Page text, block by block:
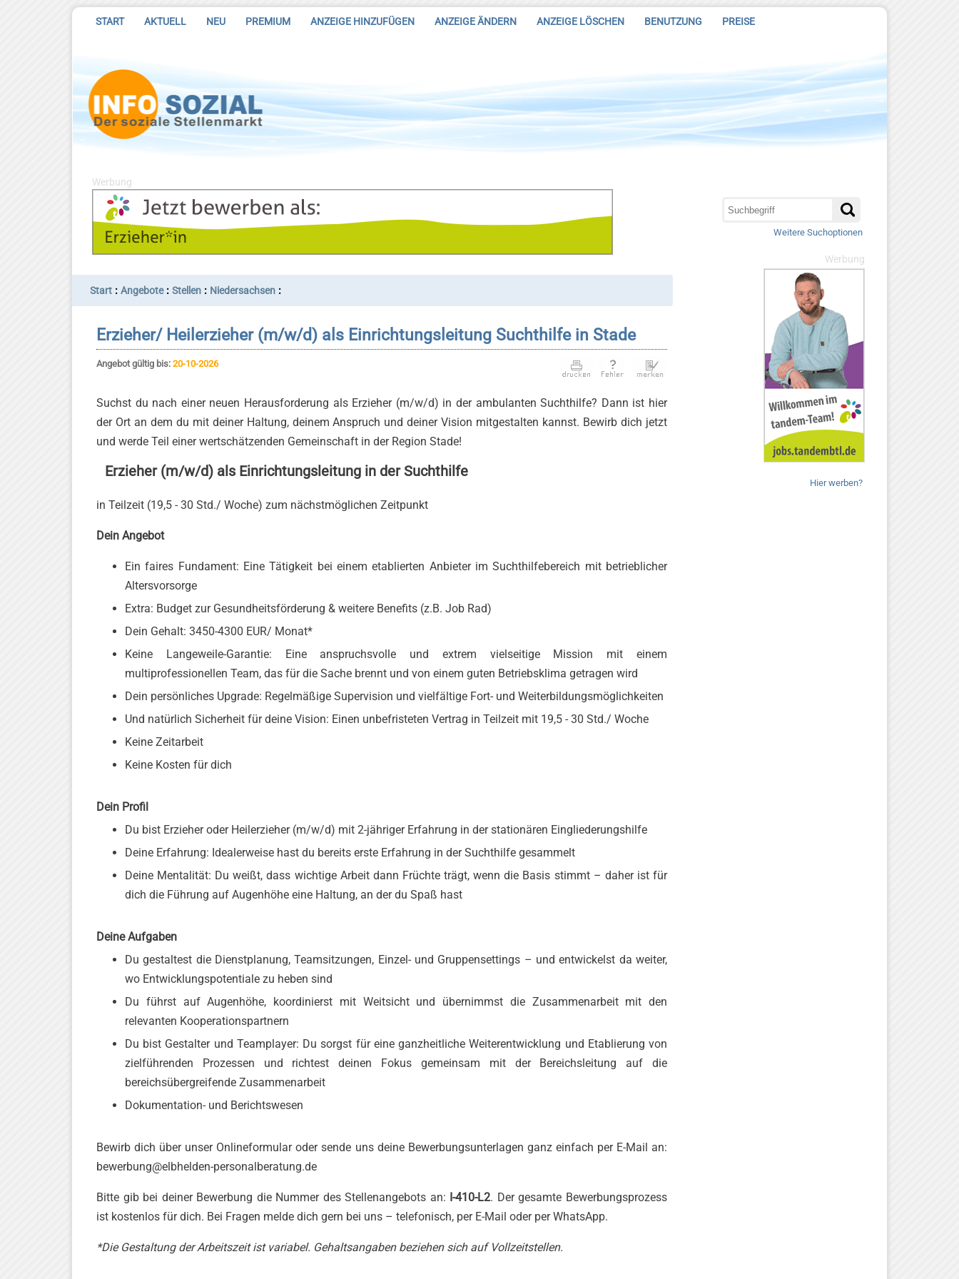
START AKTUELL NEU PREMIUM ANZEIGE HINZUFÜGEN ANZEIGE ÄNDERN ANZEIGE LÖSCHEN BENUTZUNG PREISE
Werbung
Start : Angebote: Stellen : Niedersachsen :
Erzieher/ Heilerzieher (m/w/d) als Einrichtungsleitung Suchthilfe in Stade
Angebot gültig bis: 20-10-2026
Suchst du nach einer neuen Herausforderung als Erzieher (m/w/d) in der ambulanten Suchthilfe? Dann ist hier
der Ort an dem du mit deiner Haltung, deinem Anspruch und deiner Vision mitgestalten kannst. Bewirb dich jetzt
und werde Teil einer wertschätzenden Gemeinschaft in der Region Stade!
Erzieher (m/w/d) als Einrichtungsleitung in der Suchthilfe
in Teilzeit (19,5 - 30 Std./ Woche) zum nächstmöglichen Zeitpunkt
Dein Angebot
Ein faires Fundament: Eine Tätigkeit bei einem etablierten Anbieter im Suchthilfebereich mit betrieblicher
Altersvorsorge
Extra: Budget zur Gesundheitsförderung & weitere Benefits (z.B. Job Rad)
Dein Gehalt: 3450-4300 EUR/ Monat*
Keine Langeweile-Garantie: Eine anspruchsvolle und extrem vielseitige Mission mit einem
multiprofessionellen Team, das für die Sache brennt und von einem guten Betriebsklima getragen wird
Dein persönliches Upgrade: Regelmäßige Supervision und vielfältige Fort- und Weiterbildungsmöglichkeiten
Und natürlich Sicherheit für deine Vision: Einen unbefristeten Vertrag in Teilzeit mit 19,5 - 30 Std./ Woche
Keine Zeitarbeit
Keine Kosten für dich
Dein Profil
Du bist Erzieher oder Heilerzieher (m/w/d) mit 2-jähriger Erfahrung in der stationären Eingliederungshilfe
Deine Erfahrung: Idealerweise hast du bereits erste Erfahrung in der Suchthilfe gesammelt
Deine Mentalität: Du weißt, dass wichtige Arbeit dann Früchte trägt, wenn die Basis stimmt – daher ist für
dich die Führung auf Augenhöhe eine Haltung, an der du Spaß hast
Deine Aufgaben
Du gestaltest die Dienstplanung, Teamsitzungen, Einzel- und Gruppensettings – und entwickelst da weiter,
wo Entwicklungspotentiale zu heben sind
Du führst auf Augenhöhe, koordinierst mit Weitsicht und übernimmst die Zusammenarbeit mit den
relevanten Kooperationspartnern
Du bist Gestalter und Teamplayer: Du sorgst für eine ganzheitliche Weiterentwicklung und Etablierung von
zielführenden Prozessen und richtest deinen Fokus gemeinsam mit der Bereichsleitung auf die
bereichsübergreifende Zusammenarbeit
Dokumentation- und Berichtswesen
Bewirb dich über unser Onlineformular oder sende uns deine Bewerbungsunterlagen ganz einfach per E-Mail an:
bewerbung@elbhelden-personalberatung.de
Bitte gib bei deiner Bewerbung die Nummer des Stellenangebots an: I-410-L2. Der gesamte Bewerbungsprozess
ist kostenlos für dich. Bei Fragen melde dich gern bei uns – telefonisch, per E-Mail oder per WhatsApp.
*Die Gestaltung der Arbeitszeit ist variabel. Gehaltsangaben beziehen sich auf Vollzeitstellen.
Weitere Suchoptionen
Werbung
Hier werben?